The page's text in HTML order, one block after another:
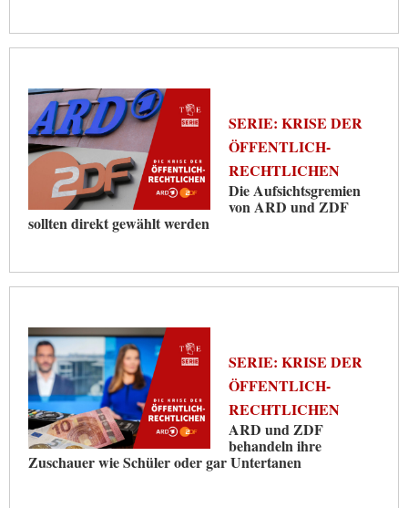
SERIE: KRISE DER
ÖFFENTLICH-
RECHTLICHEN
Die Aufsichtsgremien
von ARD und ZDF
sollten direkt gewählt werden
SERIE: KRISE DER
ÖFFENTLICH-
RECHTLICHEN
ARD und ZDF
behandeln ihre
Zuschauer wie Schüler oder gar Untertanen